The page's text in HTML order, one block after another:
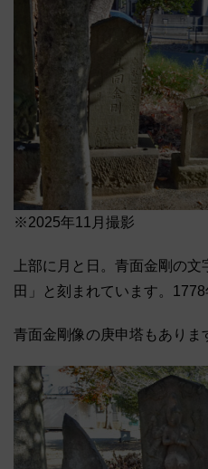
※2025年11月撮影
上部に月と日。青面金剛の
田」と刻まれています。1778
青面金剛像の庚申塔もありま